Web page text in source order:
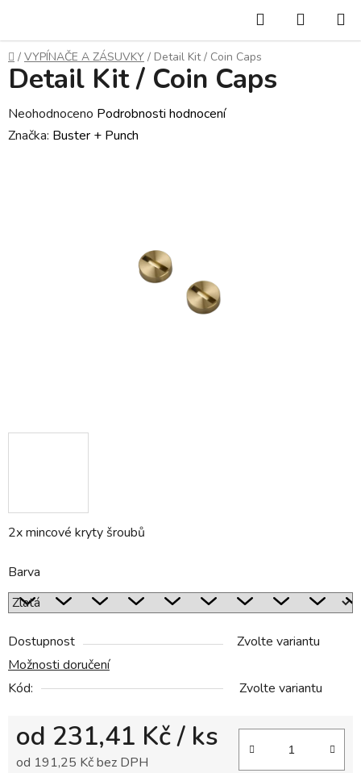
obsah
Hledat
KOŠÍK
Domů
/ VYPÍNAČE A ZÁSUVKY / Detail Kit / Coin Caps
2x mincové kryty šroubů
Barva
Dostupnost
Zvolte variantu
Možnosti doručení
Kód:
Zvolte variantu
od 231,41 Kč/ ks
od 191,25 Kčbez DPH
Detail Kit / Coin Caps
Průměrné
hodnocení
Neohodnoceno Podrobnosti hodnocení
Značka: Buster + Punch